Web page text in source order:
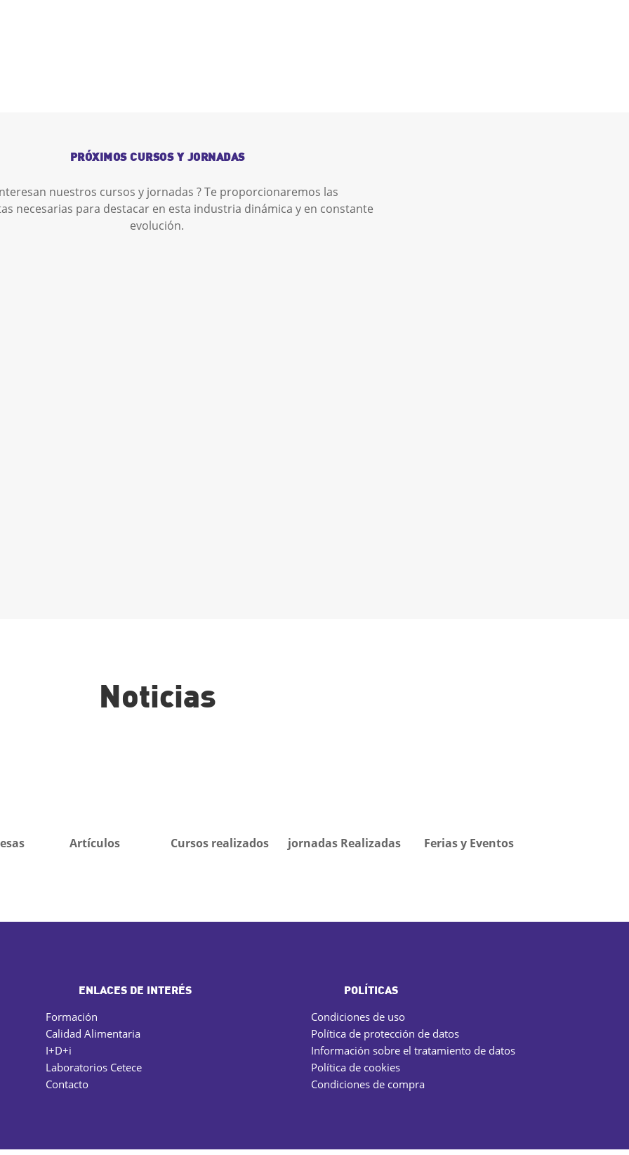
PRÓXIMOS CURSOS Y JORNADAS
nuestros cursos y jornadas ? Te proporcionaremos las
necesarias para destacar en esta industria dinámica y en constante
evolución.
Noticias
Artículos Cursos realizados jornadas Realizadas Ferias y Eventos
ENLACES DE INTERÉS
Formación
Calidad Alimentaria
I+D+i
Laboratorios Cetece
Contacto
POLÍTICAS
Condiciones de uso
Política de protección de datos
Información sobre el tratamiento de datos
Política de cookies
Condiciones de compra